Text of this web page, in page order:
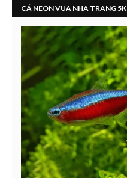
CÁ NEON VUA NHA TRANG 5K